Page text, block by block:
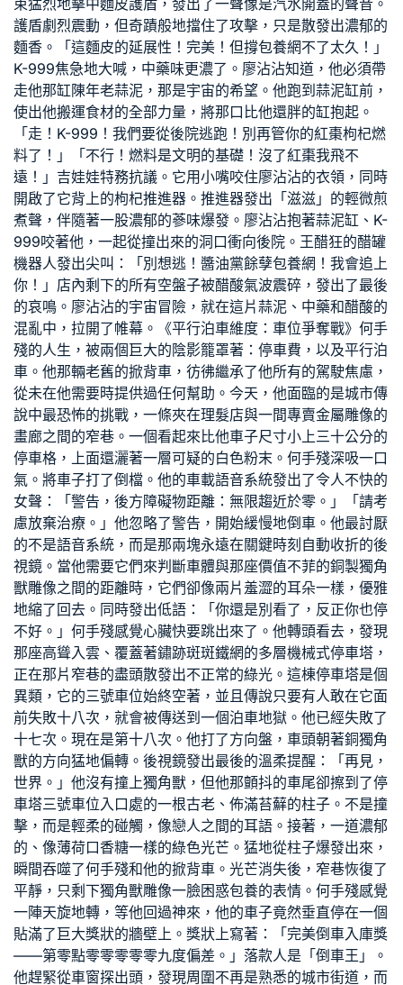
束猛烈地擊中麵皮護盾，發出了一聲像是汽水開蓋的聲音。
護盾劇烈震動，但奇蹟般地擋住了攻擊，只是散發出濃郁的
麵香。「這麵皮的延展性！完美！但撐包養網不了太久！」
K-999焦急地大喊，中藥味更濃了。廖沾沾知道，他必須帶
走他那缸陳年老蒜泥，那是宇宙的希望。他跑到蒜泥缸前，
使出他搬運食材的全部力量，將那口比他還胖的缸抱起。
「走！K-999！我們要從後院逃跑！別再管你的紅棗枸杞燃
料了！」「不行！燃料是文明的基礎！沒了紅棗我飛不
遠！」吉娃娃特務抗議。它用小嘴咬住廖沾沾的衣領，同時
開啟了它背上的枸杞推進器。推進器發出「滋滋」的輕微煎
煮聲，伴隨著一股濃郁的蔘味爆發。廖沾沾抱著蒜泥缸、K-
999咬著他，一起從撞出來的洞口衝向後院。王醋狂的醋罐
機器人發出尖叫：「別想逃！醬油黨餘孽包養網 ！我會追上
你！」店內剩下的所有空盤子被醋酸氣波震碎，發出了最後
的哀鳴。廖沾沾的宇宙冒險，就在這片蒜泥、中藥和醋酸的
混亂中，拉開了帷幕。《平行泊車維度：車位爭奪戰》何手
殘的人生，被兩個巨大的陰影籠罩著：停車費，以及平行泊
車。他那輛老舊的掀背車，彷彿繼承了他所有的駕駛焦慮，
從未在他需要時提供過任何幫助。今天，他面臨的是城市傳
說中最恐怖的挑戰，一條夾在理髮店與一間專賣金屬雕像的
畫廊之間的窄巷。一個看起來比他車子尺寸小上三十公分的
停車格，上面還灑著一層可疑的白色粉末。何手殘深吸一口
氣。將車子打了倒檔。他的車載語音系統發出了令人不快的
女聲：「警告，後方障礙物距離：無限趨近於零。」「請考
慮放棄治療。」他忽略了警告，開始緩慢地倒車。他最討厭
的不是語音系統，而是那兩塊永遠在關鍵時刻自動收折的後
視鏡。當他需要它們來判斷車體與那座價值不菲的銅製獨角
獸雕像之間的距離時，它們卻像兩片羞澀的耳朵一樣，優雅
地縮了回去。同時發出低語：「你還是別看了，反正你也停
不好。」何手殘感覺心臟快要跳出來了。他轉頭看去，發現
那座高聳入雲、覆蓋著鏽跡斑斑鐵網的多層機械式停車塔，
正在那片窄巷的盡頭散發出不正常的綠光。這棟停車塔是個
異類，它的三號車位始終空著，並且傳說只要有人敢在它面
前失敗十八次，就會被傳送到一個泊車地獄。他已經失敗了
十七次。現在是第十八次。他打了方向盤，車頭朝著銅獨角
獸的方向猛地偏轉。後視鏡發出最後的溫柔提醒：「再見，
世界。」他沒有撞上獨角獸，但他那顫抖的車尾卻擦到了停
車塔三號車位入口處的一根古老、佈滿苔蘚的柱子。不是撞
擊，而是輕柔的碰觸，像戀人之間的耳語。接著，一道濃郁
的、像薄荷口香糖一樣的綠色光芒。猛地從柱子爆發出來，
瞬間吞噬了何手殘和他的掀背車。光芒消失後，窄巷恢復了
平靜，只剩下獨角獸雕像一臉困惑包養的表情。何手殘感覺
一陣天旋地轉，等他回過神來，他的車子竟然垂直停在一個
貼滿了巨大獎狀的牆壁上。獎狀上寫著：「完美倒車入庫獎
——第零點零零零零零九度偏差。」落款人是「倒車王」。
他趕緊從車窗探出頭，發現周圍不再是熟悉的城市街道，而